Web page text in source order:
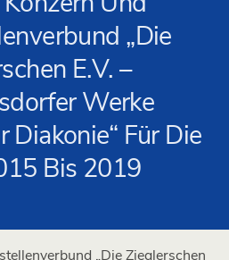
„Die
E.V. –
Werke
Diakonie“ Für Die
Bis 2019
„Die Zieglerschen